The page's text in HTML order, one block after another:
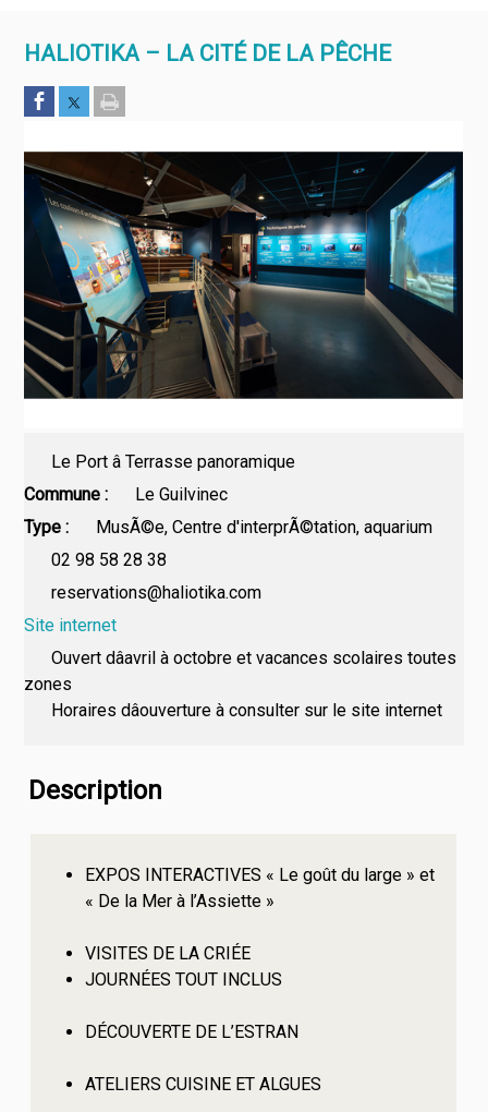
HALIOTIKA – LA CITÉ DE LA PÊCHE
Le Port â Terrasse panoramique
Commune
Le Guilvinec
Type
MusÃ©e, Centre d'interprÃ©tation, aquarium
02 98 58 28 38
reservations@haliotika.com
Site internet
Ouvert dâavril à octobre et vacances scolaires toutes
zones
Horaires dâouverture à consulter sur le site internet
Description
EXPOS INTERACTIVES « Le goût du large » et
« De la Mer à l’Assiette »
VISITES DE LA CRIÉE
JOURNÉES TOUT INCLUS
DÉCOUVERTE DE L’ESTRAN
ATELIERS CUISINE ET ALGUES